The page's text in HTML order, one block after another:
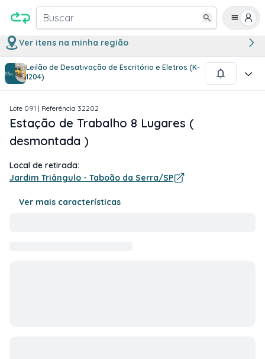
Buscar
Ver itens na minha região
Leilão de Desativação de Escritório e Eletros (K-
1204)
1/5
Lote 091 | Referência 32202
Estação de Trabalho 8 Lugares (
desmontada )
Local de retirada:
Jardim Triângulo - Taboão da Serra/SP
Ver mais características